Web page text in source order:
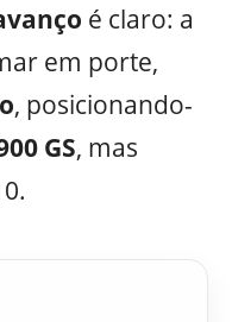
é claro: a
em porte,
, posicionando-
GS, mas